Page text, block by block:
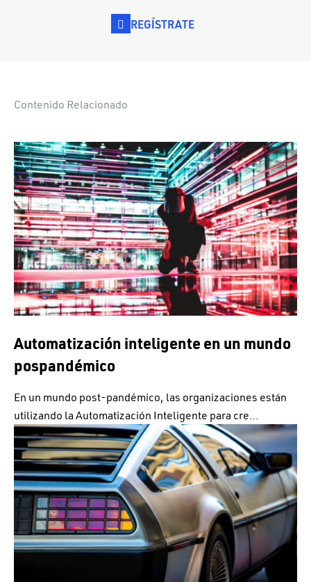
REGÍSTRATE
Contenido Relacionado
Automatización inteligente en un mundo
pospandémico
En un mundo post-pandémico, las organizaciones están
utilizando la Automatización Inteligente para cre…